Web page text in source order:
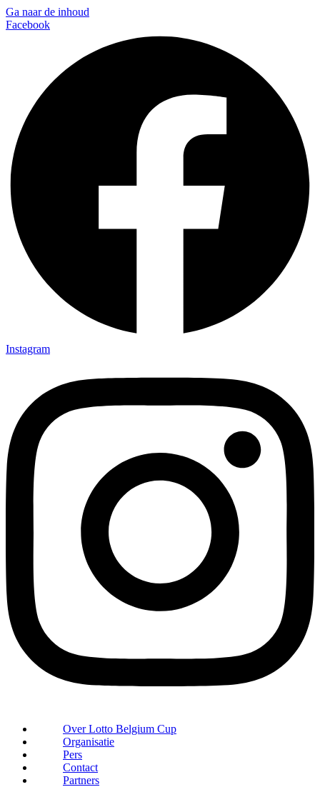
Ga naar de inhoud
Facebook
Instagram
Over Lotto Belgium Cup
Organisatie
Pers
Contact
Partners